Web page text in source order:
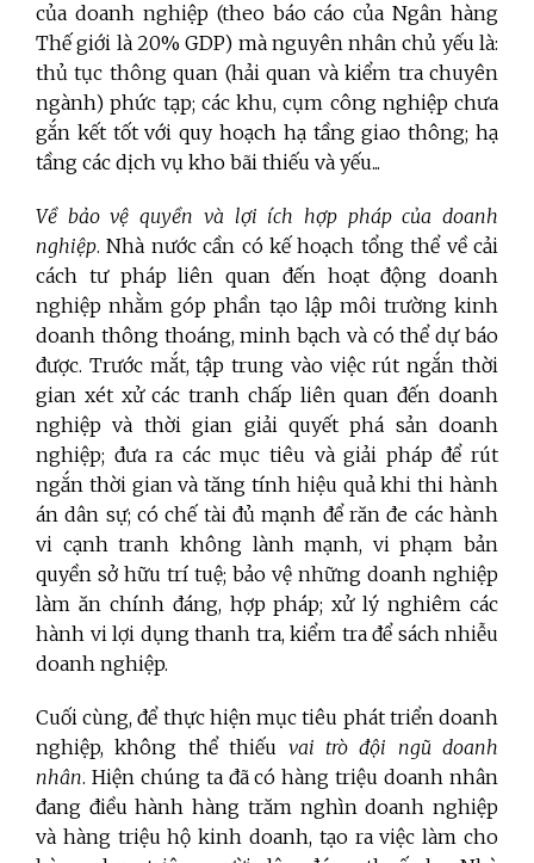
của doanh nghiệp (theo báo cáo của Ngân hàng
Thế giới là 20% GDP) mà nguyên nhân chủ yếu là:
thủ tục thông quan (hải quan và kiểm tra chuyên
ngành) phức tạp; các khu, cụm công nghiệp chưa
gắn kết tốt với quy hoạch hạ tầng giao thông; hạ
tầng các dịch vụ kho bãi thiếu và yếu...
Về bảo vệ quyền và lợi ích hợp pháp của doanh
nghiệp. Nhà nước cần có kế hoạch tổng thể về cải
cách tư pháp liên quan đến hoạt động doanh
nghiệp nhằm góp phần tạo lập môi trường kinh
doanh thông thoáng, minh bạch và có thể dự báo
được. Trước mắt, tập trung vào việc rút ngắn thời
gian xét xử các tranh chấp liên quan đến doanh
nghiệp và thời gian giải quyết phá sản doanh
nghiệp; đưa ra các mục tiêu và giải pháp để rút
ngắn thời gian và tăng tính hiệu quả khi thi hành
án dân sự; có chế tài đủ mạnh để răn đe các hành
vi cạnh tranh không lành mạnh, vi phạm bản
quyền sở hữu trí tuệ; bảo vệ những doanh nghiệp
làm ăn chính đáng, hợp pháp; xử lý nghiêm các
hành vi lợi dụng thanh tra, kiểm tra để sách nhiễu
doanh nghiệp.
Cuối cùng, để thực hiện mục tiêu phát triển doanh
nghiệp, không thể thiếu vai trò đội ngũ doanh
nhân. Hiện chúng ta đã có hàng triệu doanh nhân
đang điều hành hàng trăm nghìn doanh nghiệp
và hàng triệu hộ kinh doanh, tạo ra việc làm cho